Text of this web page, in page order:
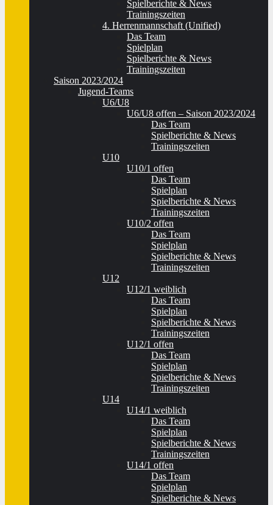
Spielberichte & News
Trainingszeiten
4. Herrenmannschaft (Unified)
Das Team
Spielplan
Spielberichte & News
Trainingszeiten
Saison 2023/2024
Jugend-Teams
U6/U8
U6/U8 offen – Saison 2023/2024
Das Team
Spielberichte & News
Trainingszeiten
U10
U10/1 offen
Das Team
Spielplan
Spielberichte & News
Trainingszeiten
U10/2 offen
Das Team
Spielplan
Spielberichte & News
Trainingszeiten
U12
U12/1 weiblich
Das Team
Spielplan
Spielberichte & News
Trainingszeiten
U12/1 offen
Das Team
Spielplan
Spielberichte & News
Trainingszeiten
U14
U14/1 weiblich
Das Team
Spielplan
Spielberichte & News
Trainingszeiten
U14/1 offen
Das Team
Spielplan
Spielberichte & News